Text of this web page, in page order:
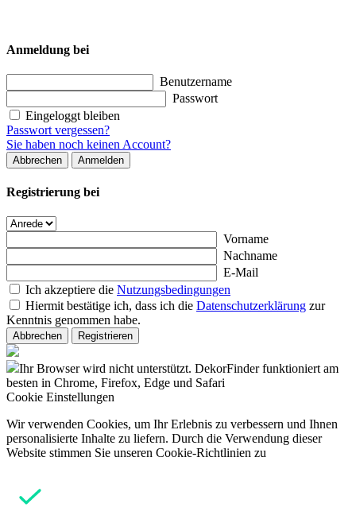
Anmeldung bei
Benutzername
Passwort
Eingeloggt bleiben
Passwort vergessen?
Sie haben noch keinen Account?
Abbrechen Anmelden
Registrierung bei
Vorname
Nachname
E-Mail
Ich akzeptiere die Nutzungsbedingungen
Hiermit bestätige ich, dass ich die Datenschutzerklärung zur
Kenntnis genommen habe.
Abbrechen Registrieren
Ihr Browser wird nicht unterstützt. DekorFinder funktioniert am
besten in Chrome, Firefox, Edge und Safari
Cookie Einstellungen
Wir verwenden Cookies, um Ihr Erlebnis zu verbessern und Ihnen
personalisierte Inhalte zu liefern. Durch die Verwendung dieser
Website stimmen Sie unseren Cookie-Richtlinien zu